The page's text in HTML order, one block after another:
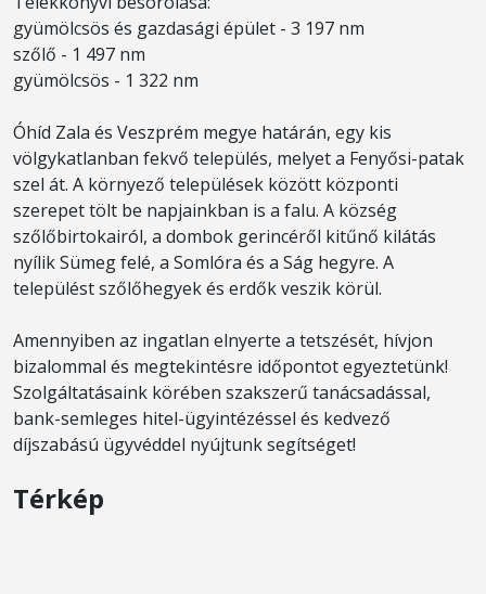
gyümölcsös és gazdasági épület - 3 197 nm
szőlő - 1 497 nm
gyümölcsös - 1 322 nm
Óhíd Zala és Veszprém megye határán, egy kis
völgykatlanban fekvő település, melyet a Fenyősi-patak
szel át. A környező települések között központi
szerepet tölt be napjainkban is a falu. A község
szőlőbirtokairól, a dombok gerincéről kitűnő kilátás
nyílik Sümeg felé, a Somlóra és a Ság hegyre. A
települést szőlőhegyek és erdők veszik körül.
Amennyiben az ingatlan elnyerte a tetszését, hívjon
bizalommal és megtekintésre időpontot egyeztetünk!
Szolgáltatásaink körében szakszerű tanácsadással,
bank-semleges hitel-ügyintézéssel és kedvező
díjszabású ügyvéddel nyújtunk segítséget!
Térkép